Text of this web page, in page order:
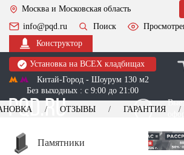
Москва и Московская область
info@pqd.ru
Поиск
Конструктор
Установка на ВСЕХ кладбищах
Китай-Город - Шоурум 130 м2
Без выходных : с 9:00 до 21:00
+7 (495) 518-44-23
ОТЗЫВЫ ГАРАНТИЯ
Памятники